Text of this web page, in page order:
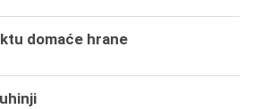
domaće hrane